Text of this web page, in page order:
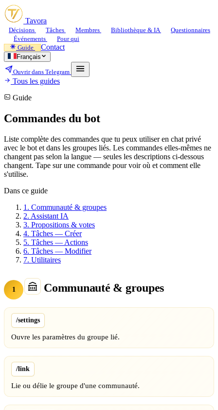
Tavora
Décisions Tâches Membres Bibliothèque & IA
Questionnaires
Événements
Pour qui
Guide
Contact
Français
Ouvrir dans Telegram
Tous les guides
Guide
Commandes du bot
Liste complète des commandes que tu peux utiliser en chat privé
avec le bot et dans les groupes liés. Les commandes elles-mêmes ne
changent pas selon la langue — seules les descriptions ci-dessous
changent. Tape sur une commande pour voir où et comment elle
s'utilise.
Dans ce guide
1. Communauté & groupes
2. Assistant IA
3. Propositions & votes
4. Tâches — Créer
5. Tâches — Actions
6. Tâches — Modifier
7. Utilitaires
1 Communauté & groupes
/settings
Ouvre les paramètres du groupe lié.
/link
Lie ou délie le groupe d'une communauté.